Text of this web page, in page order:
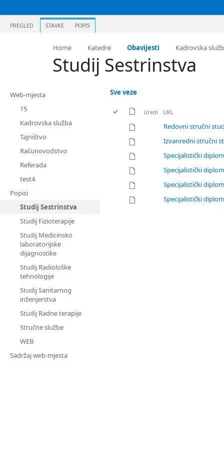
PREGLED STAVKE POPIS
Home Katedre Obavijesti Kadrovska
Studij Sestrinstva
Web-mjesta
15
Kadrovska služba
Tajništvo
Računovodstvo
Referada
test4
Popisi
Studij Sestrinstva
Studij Fizioterapije
Studij Medicinsko
laboratorijske
dijagnostike
Studij Radiološke
tehnologije
Studij Sanitarnog
inženjerstva
Studij Radne terapije
Stručne službe
WEB
Sadržaj web-mjesta
Sve veze
Uredi URL
Redovni stručni
Izvanredni stručni
Specijalistički
Specijalistički
Specijalistički
Specijalistički